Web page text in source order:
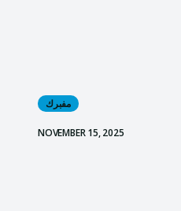
مفبرك
NOVEMBER 15, 2025